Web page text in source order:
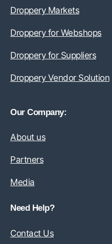
Droppery Markets
Droppery for Webshops
Droppery for Suppliers
Droppery Vendor Solution
Our Company:
About us
Partners
Media
Need Help?
Contact Us